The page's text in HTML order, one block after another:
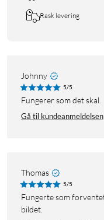
Rask levering
Johnny
5/5
fungerer som det skal.
Gå til kundeanmeldelsen
Thomas
5/5
Fungerte som forventet, kontakten snudde til samme hull som
bildet.